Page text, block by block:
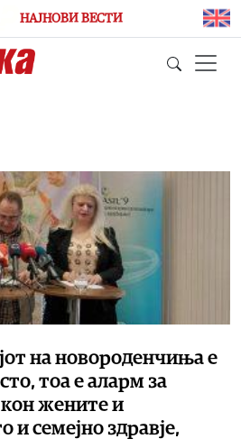
НАЈНОВИ ВЕСТИ
на новороденчиња е
тоа е аларм за
жените и
и семејно здравје,